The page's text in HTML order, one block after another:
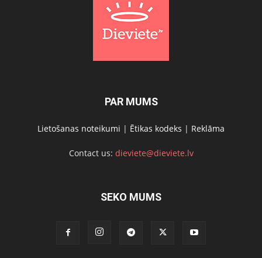
PAR MUMS
Lietošanas noteikumi | Ētikas kodeks | Reklāma
Contact us: dieviete@dieviete.lv
SEKO MUMS